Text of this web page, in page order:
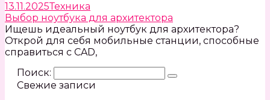
13.11.2025Техника
Выбор ноутбука для архитектора
Ищешь идеальный ноутбук для архитектора?
Открой для себя мобильные станции, способные
справиться с CAD,
Поиск:
Свежие записи